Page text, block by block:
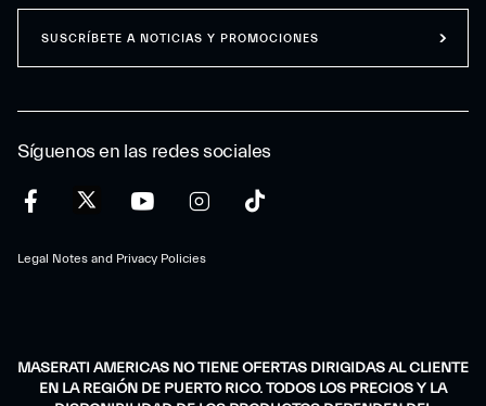
Síguenos en las redes sociales
Legal Notes and Privacy Policies
SUSCRÍBETE A NOTICIAS Y PROMOCIONES
MASERATI AMERICAS NO TIENE OFERTAS DIRIGIDAS AL CLIENTE
EN LA REGIÓN DE PUERTO RICO. TODOS LOS PRECIOS Y LA